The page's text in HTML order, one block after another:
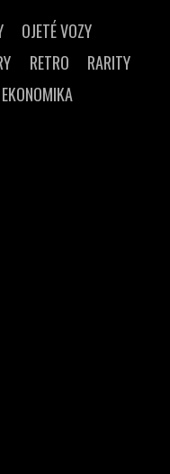
OJETÉ VOZY
RETRO
RARITY
EKONOMIKA